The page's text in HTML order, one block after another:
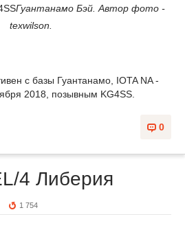
Гуантанамо Бэй. Автор фото -
texwilson.
с базы Гуантанамо, IOTA NA -
2018, позывным KG4SS.
0
4 Либерия
1 754